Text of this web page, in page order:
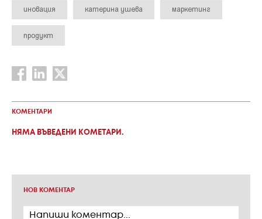
иновация катерина ушева маркетинг
продукт
КОМЕНТАРИ
НЯМА ВЪВЕДЕНИ КОМЕТАРИ.
НОВ КОМЕНТАР